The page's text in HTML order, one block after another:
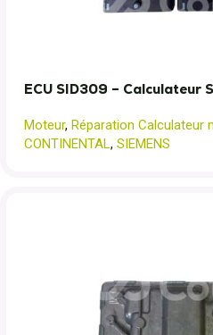
ECU SID309 – Calculateur
Moteur, Réparation Calculateur
CONTINENTAL, SIEMENS